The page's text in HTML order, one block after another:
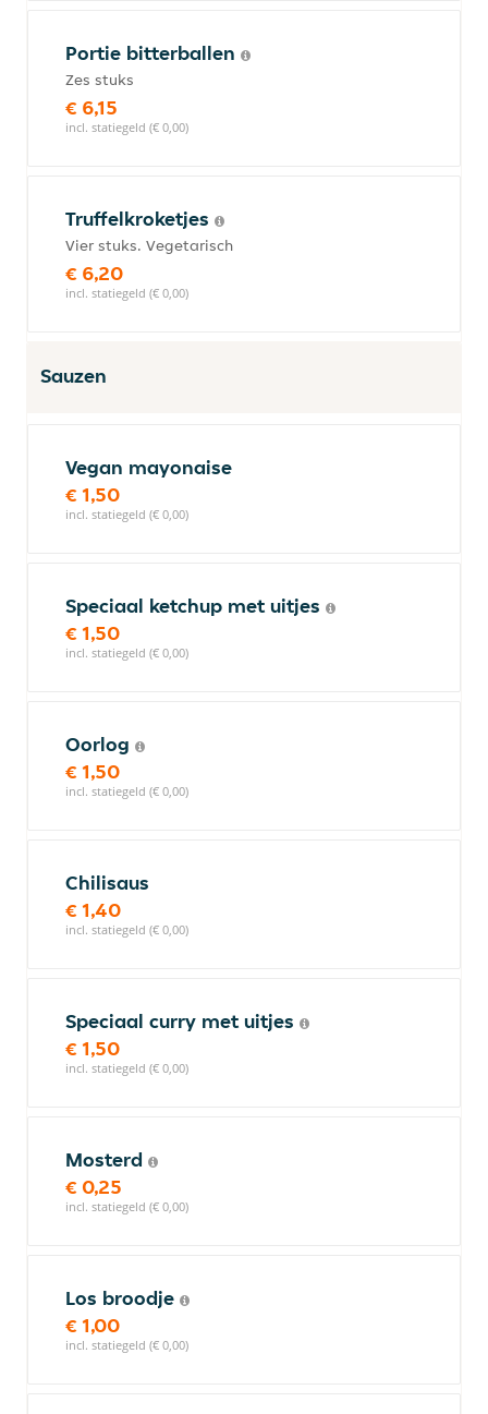
Portie bitterballen
Zes stuks
€ 6,15
incl. statiegeld (€ 0,00)
Truffelkroketjes
Vier stuks. Vegetarisch
€ 6,20
incl. statiegeld (€ 0,00)
Sauzen
Vegan mayonaise
€ 1,50
incl. statiegeld (€ 0,00)
Speciaal ketchup met uitjes
€ 1,50
incl. statiegeld (€ 0,00)
Oorlog
€ 1,50
incl. statiegeld (€ 0,00)
Chilisaus
€ 1,40
incl. statiegeld (€ 0,00)
Speciaal curry met uitjes
€ 1,50
incl. statiegeld (€ 0,00)
Mosterd
€ 0,25
incl. statiegeld (€ 0,00)
Los broodje
€ 1,00
incl. statiegeld (€ 0,00)